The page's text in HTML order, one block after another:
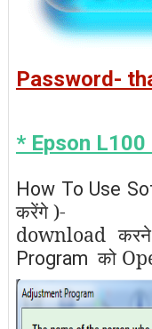
Password-
* Epson
How To Use
करेंगे )-
download
Program को